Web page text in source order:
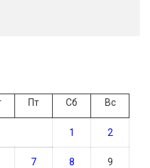
Пт Сб Вс
1 2
7 8 9